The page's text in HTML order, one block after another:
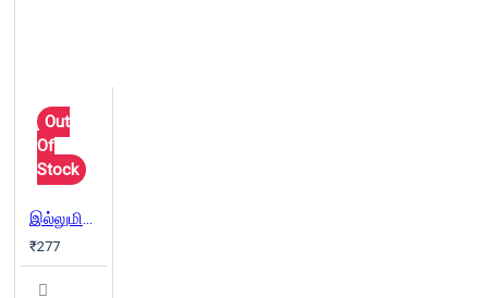
Out
Of
Stock
இல்லுமினாட்டி (உலகையே நோட்டமிடும் கண்கள்)
₹277